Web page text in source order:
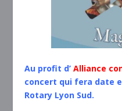
Au profit d’Alliance
concert qui fera date
Rotary Lyon Sud.